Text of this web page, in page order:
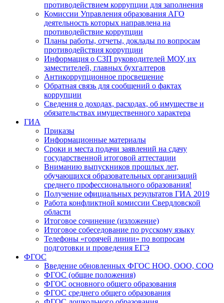
противодействием коррупции для заполнения
Комиссии Управления образования АГО
деятельность которых направлена на
противодействие коррупции
Планы работы, отчеты, доклады по вопросам
противодействия коррупции
Информация о СЗП руководителей МОУ, их
заместителей, главных бухгалтеров
Антикоррупционное просвещение
Обратная связь для сообщений о фактах
коррупции
Сведения о доходах, расходах, об имуществе и
обязательствах имущественного характера
ГИА
Приказы
Информационные материалы
Сроки и места подачи заявлений на сдачу
государственной итоговой аттестации
Вниманию выпускников прошлых лет,
обучающихся образовательных организаций
среднего профессионального образования!
Получение официальных результатов ГИА 2019
Работа конфликтной комиссии Свердловской
области
Итоговое сочинение (изложение)
Итоговое собеседование по русскому языку
Телефоны «горячей линии» по вопросам
подготовки и проведения ЕГЭ
ФГОС
Введение обновленных ФГОС НОО, ООО, СОО
ФГОС (общие положения)
ФГОС основного общего образования
ФГОС среднего общего образования